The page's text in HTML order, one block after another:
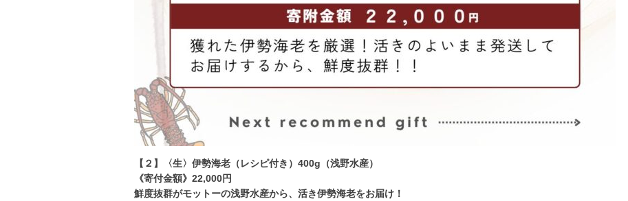
【２】〈生〉伊勢海老（レシピ付き）400g（浅野水産）
《寄付金額》22,000円
鮮度抜群がモットーの浅野水産から、活き伊勢海老をお届け！